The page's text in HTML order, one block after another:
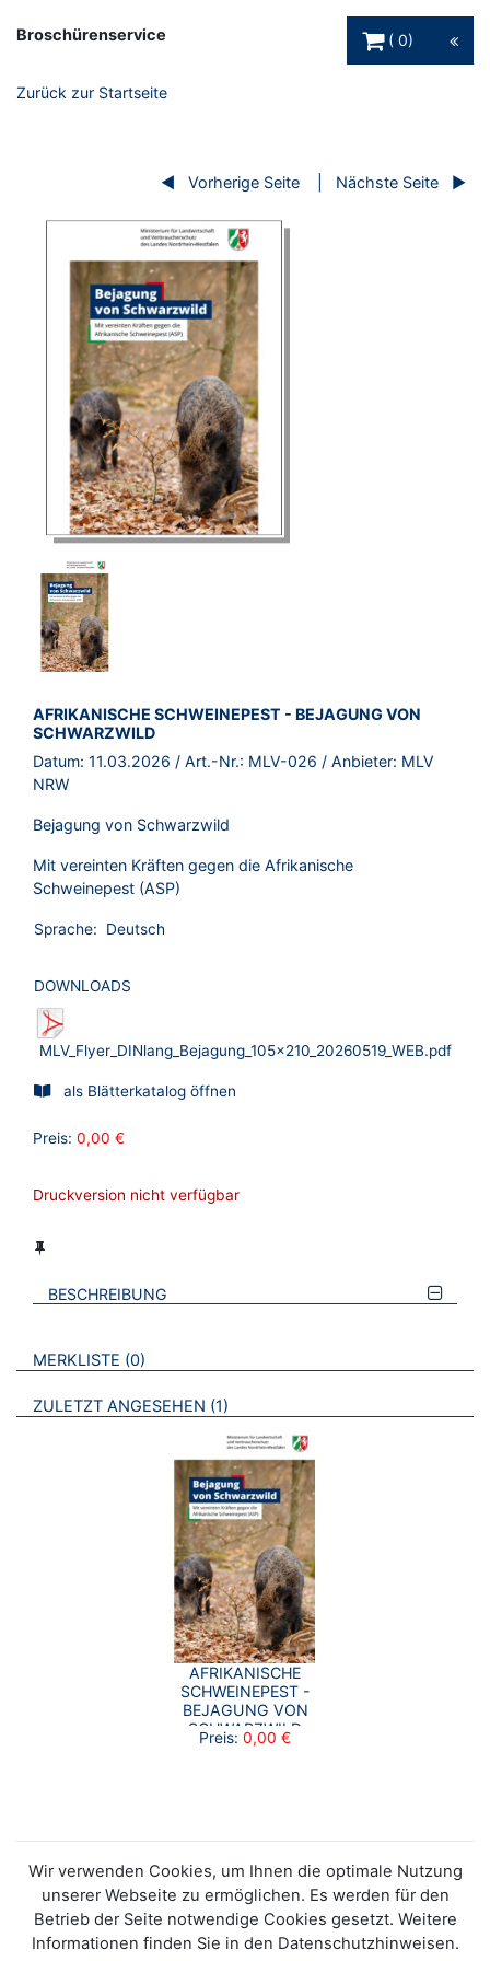
Broschürenservice
0
Zurück zur Startseite
Vorherige Seite Nächste Seite
BROSCHÜRE:
AFRIKANISCHE SCHWEINEPEST - BEJAGUNG VON
SCHWARZWILD
Datum: 11.03.2026 / Art.-Nr.: MLV-026 / Anbieter: MLV
NRW
Bejagung von Schwarzwild
Mit vereinten Kräften gegen die Afrikanische
Schweinepest (ASP)
Sprache: Deutsch
DOWNLOADS
MLV_Flyer_DINlang_Bejagung_105x210_20260519_WEB.pdf
als Blätterkatalog öffnen
Preis: 0,00 €
Druckversion nicht verfügbar
BESCHREIBUNG
VERWEISE AUF VERMERKTE- ODER ZULETZT ANGESEHENE
MERKLISTE 0 BROSCHÜREN
ZULETZT ANGESEHEN 1 BROSCHÜREN
AFRIKANISCHE
SCHWEINEPEST -
BEJAGUNG VON
SCHWARZWILD
Preis: 0,00 €
Wir verwenden Cookies, um Ihnen die optimale Nutzung
unserer Webseite zu ermöglichen. Es werden für den
Betrieb der Seite notwendige Cookies gesetzt. Weitere
Informationen finden Sie in den Datenschutzhinweisen.